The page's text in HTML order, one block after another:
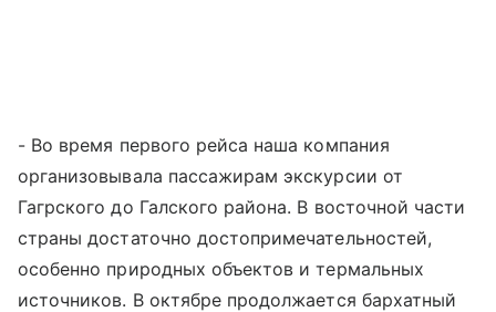
- Во время первого рейса наша компания
организовывала пассажирам экскурсии от
Гагрского до Галского района. В восточной части
страны достаточно достопримечательностей,
особенно природных объектов и термальных
источников. В октябре продолжается бархатный